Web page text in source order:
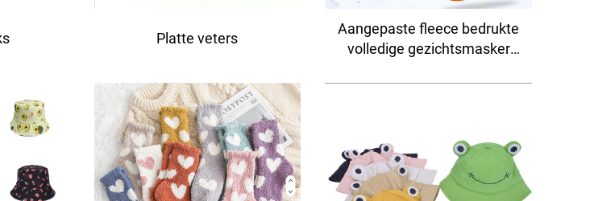
Platte veters
Aangepaste fleece bedrukte
volledige gezichtsmasker
masker bivakmuts voor